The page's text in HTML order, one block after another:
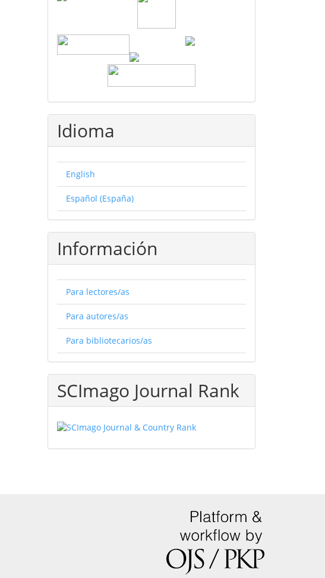
Idioma
English
Español (España)
Información
Para lectores/as
Para autores/as
Para bibliotecarios/as
SCImago Journal Rank